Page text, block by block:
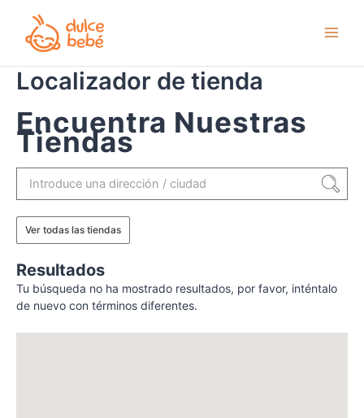
contenido
Localizador de tienda
Encuentra Nuestras
Tiendas
Ver todas las tiendas
Resultados
Tu búsqueda no ha mostrado resultados, por favor, inténtalo
de nuevo con términos diferentes.